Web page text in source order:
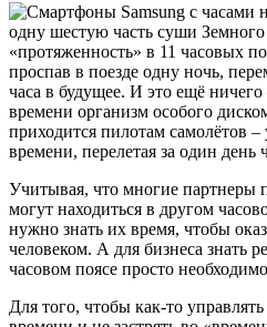
одну шестую часть суши
«протяженность» в 11 часовых
проспав в поезде одну ночь,
часа в будущее. И это ещё
времени организм особого
приходится пилотам самолётов
времени, перелетая за один день
Учитывая, что многие партнеры
могут находиться в другом
нужно знать их время, чтобы
человеком. А для бизнеса знать
часовом поясе просто
Для того, чтобы как-то